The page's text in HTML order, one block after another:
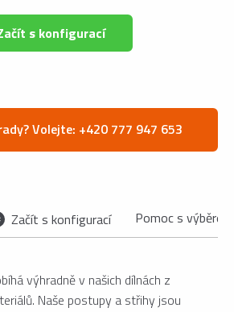
s konfigurací
Volejte: +420 777 947 653
Začít s konfigurací Pomoc s výběrem
výhradně v našich dílnách z
Naše postupy a střihy jsou